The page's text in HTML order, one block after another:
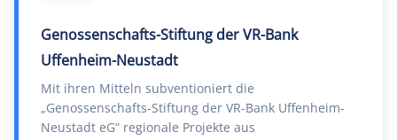
Genossenschafts-Stiftung der VR-Bank
Uffenheim-Neustadt
Mit ihren Mitteln subventioniert die
„Genossenschafts-Stiftung der VR-Bank Uffenheim-
Neustadt eG“ regionale Projekte aus